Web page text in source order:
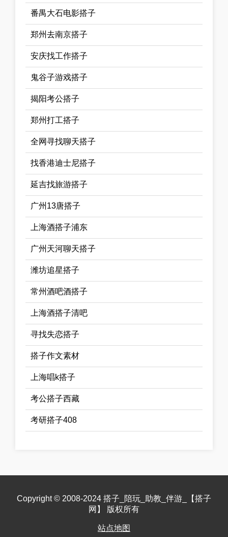
番禺大石电影搭子
郑州去南京搭子
安庆找工作搭子
鬼谷子游戏搭子
揭阳考公搭子
郑州打工搭子
全网寻找聊天搭子
找香港迪士尼搭子
延吉找旅游搭子
广州13唐搭子
上海酒搭子浦东
广州天河聊天搭子
潍坊追星搭子
常州酒吧酒搭子
上海酒搭子清吧
寻找失恋搭子
搭子作文素材
上海唱k搭子
考公搭子西藏
考研搭子408
Copyright © 2008-2024 搭子_陪玩_助教_伴游_【搭子
网】 版权所有
站点地图